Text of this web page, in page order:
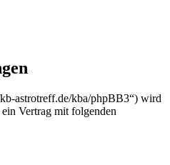
astrotreff.de/kba/phpBB3“) wird
Vertrag mit folgenden